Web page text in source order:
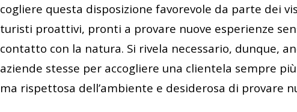
cogliere questa disposizione favorevole da parte dei
turisti proattivi, pronti a provare nuove esperienze
contatto con la natura. Si rivela necessario, dunque,
aziende stesse per accogliere una clientela sempre
ma rispettosa dell’ambiente e desiderosa di provare